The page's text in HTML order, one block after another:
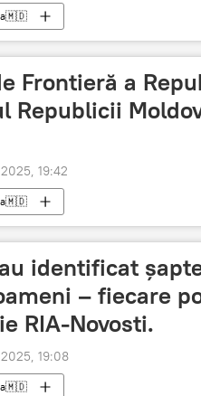
Frontieră a
Republicii
19:42
identificat
– fiecare
RIA-Novosti.
19:08